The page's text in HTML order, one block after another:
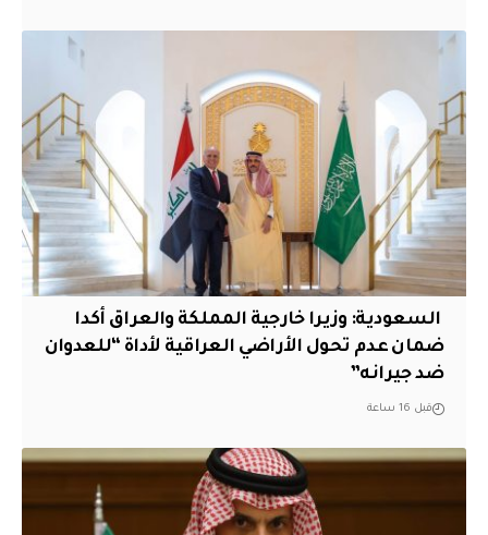
‏ السعودية: وزيرا خارجية المملكة والعراق أكدا
ضمان عدم تحول الأراضي العراقية لأداة “للعدوان
ضد جيرانه”
قبل 16 ساعة